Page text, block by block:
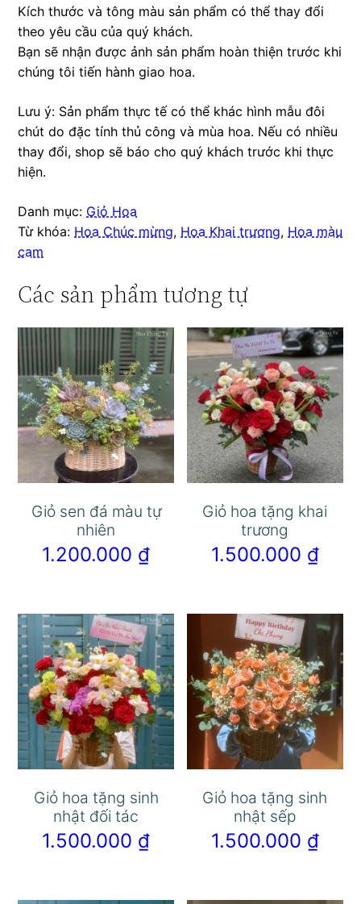
Kích thước và tông màu sản phẩm có thể thay đổi
theo yêu cầu của quý khách.
Bạn sẽ nhận được ảnh sản phẩm hoàn thiện trước khi
chúng tôi tiến hành giao hoa.
Lưu ý: Sản phẩm thực tế có thể khác hình mẫu đôi
chút do đặc tính thủ công và mùa hoa. Nếu có nhiều
thay đổi, shop sẽ báo cho quý khách trước khi thực
hiện.
Danh mục: Giỏ Hoa
Từ khóa: Hoa Chúc mừng, Hoa Khai trương, Hoa màu
cam
Các sản phẩm tương tự
Giỏ sen đá màu tự
nhiên
1.200.000 ₫
Giỏ hoa tặng khai
trương
1.500.000 ₫
Giỏ hoa tặng sinh
nhật đối tác
1.500.000 ₫
Giỏ hoa tặng sinh
nhật sếp
1.500.000 ₫